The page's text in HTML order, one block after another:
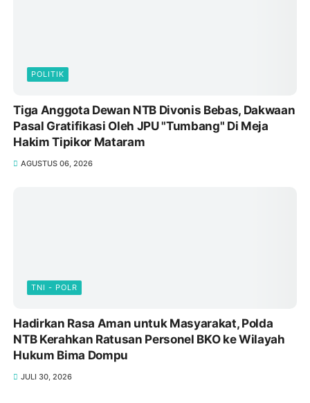
POLITIK
Tiga Anggota Dewan NTB Divonis Bebas, Dakwaan
Pasal Gratifikasi Oleh JPU "Tumbang" Di Meja
Hakim Tipikor Mataram
AGUSTUS 06, 2026
TNI - POLR
Hadirkan Rasa Aman untuk Masyarakat, Polda
NTB Kerahkan Ratusan Personel BKO ke Wilayah
Hukum Bima Dompu
JULI 30, 2026